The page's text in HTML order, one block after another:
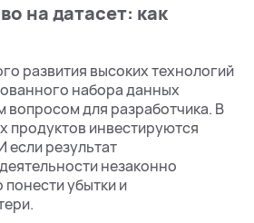
на датасет: как
развития высоких технологий
набора данных
вопросом для разработчика. В
продуктов инвестируются
если результат
незаконно
убытки и